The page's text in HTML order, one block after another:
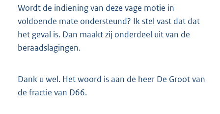
Wordt de indiening van deze vage motie in
voldoende mate ondersteund? Ik stel vast dat dat
het geval is. Dan maakt zij onderdeel uit van de
beraadslagingen.
Dank u wel. Het woord is aan de heer De Groot van
de fractie van D66.